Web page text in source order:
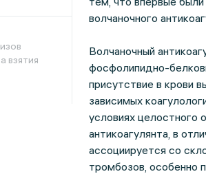
взятия
волчаночного
Волчаночный
фосфолипидно-
присутствие в крови
зависимых
условиях целостного
антикоагулянта, в
ассоциируется со
тромбозов, особенно